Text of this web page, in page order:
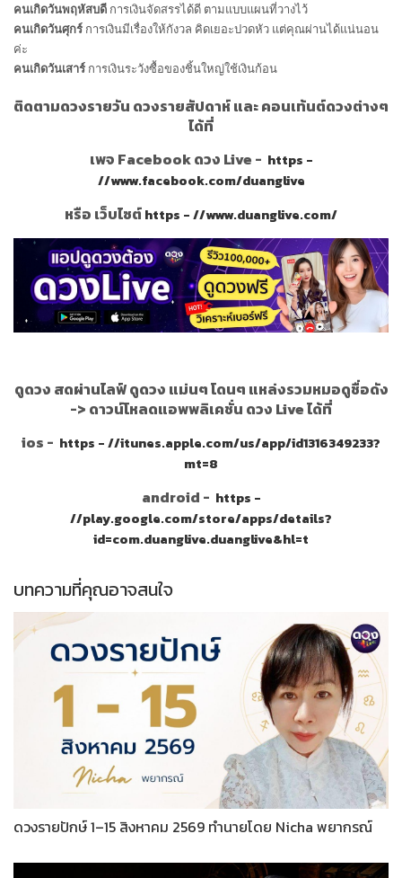
คนเกิดวันพฤหัสบดี การเงินจัดสรรได้ดี ตามแบบแผนที่วางไว้
คนเกิดวันศุกร์ การเงินมีเรื่องให้กังวล คิดเยอะปวดหัว แต่คุณผ่านได้แน่นอน
ค่ะ
คนเกิดวันเสาร์ การเงินระวังซื้อของชิ้นใหญ่ใช้เงินก้อน
ติดตามดวงรายวัน ดวงรายสัปดาห์ และ คอนเท้นต์ดวงต่างๆ
ได้ที่
เพจ Facebook ดวง Live - https -
//www.facebook.com/duanglive
หรือ เว็บไซต์https - //www.duanglive.com/
ดูดวง สดผ่านไลฟ์ ดูดวง แม่นๆ โดนๆ แหล่งรวมหมอดูชื่อดัง
-> ดาวน์โหลดแอพพลิเคชั่น ดวง Live ได้ที่
ios - https - //itunes.apple.com/us/app/id1316349233?
mt=8
android - https -
//play.google.com/store/apps/details?
id=com.duanglive.duanglive&hl=t
บทความที่คุณอาจสนใจ
ดวงรายปักษ์ 1–15 สิงหาคม 2569 ทำนายโดย Nicha พยากรณ์